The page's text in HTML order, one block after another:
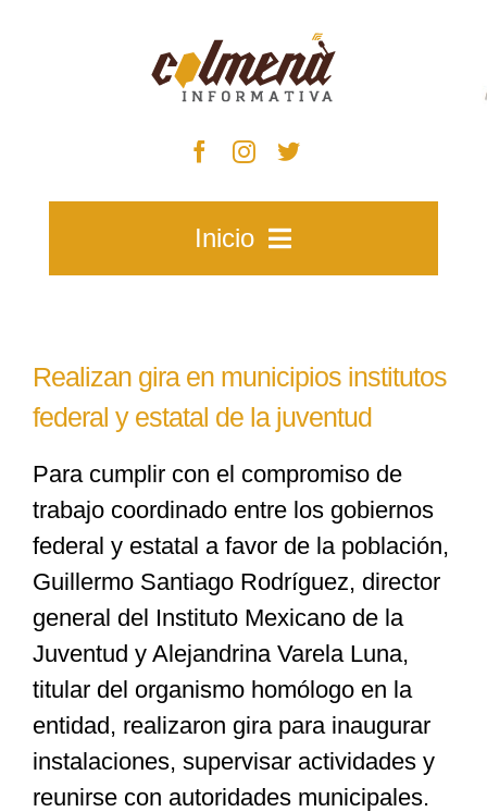
Inicio
Zacatecas
Municipios
Especiales
Nacional
Opinión
Cultura
Realizan gira en municipios institutos
federal y estatal de la juventud
Para cumplir con el compromiso de
trabajo coordinado entre los gobiernos
federal y estatal a favor de la población,
Guillermo Santiago Rodríguez, director
general del Instituto Mexicano de la
Juventud y Alejandrina Varela Luna,
titular del organismo homólogo en la
entidad, realizaron gira para inaugurar
instalaciones, supervisar actividades y
reunirse con autoridades municipales.